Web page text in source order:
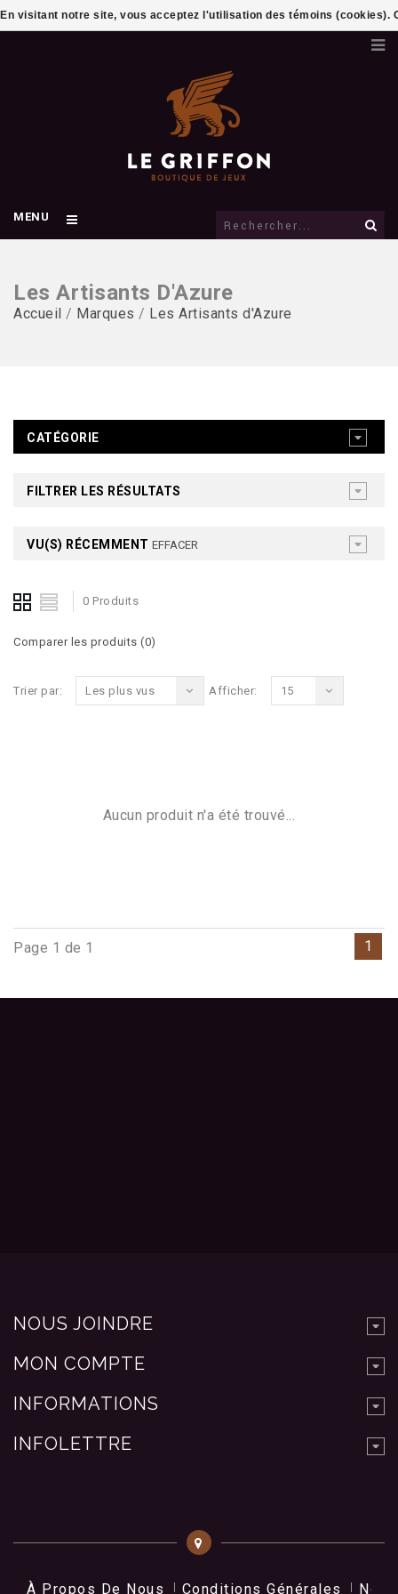
MENU
Les Artisants D'Azure
Accueil / Marques / Les Artisants d'Azure
CATÉGORIE
FILTRER LES RÉSULTATS
VU(S) RÉCEMMENT EFFACER
0 Produits
Comparer les produits (0)
Trier par: Les plus vus Afficher: 15
Aucun produit n'a été trouvé...
Page 1 de 1 1
NOUS JOINDRE
MON COMPTE
INFORMATIONS
INFOLETTRE
À Propos De Nous Conditions Générales Nos
En visitant notre site, vous acceptez l'utilisation des témoins